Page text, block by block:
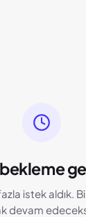
bekleme
istek aldık.
devam